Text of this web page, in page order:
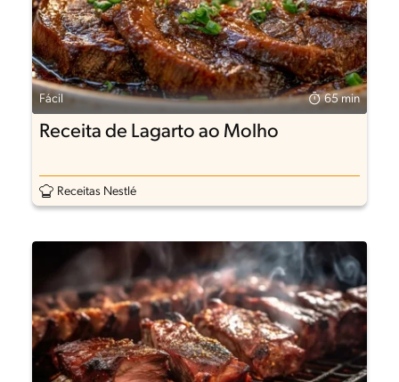
Fácil 65 min
Receita de Lagarto ao Molho
Receitas Nestlé